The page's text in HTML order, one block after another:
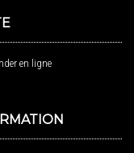
en ligne